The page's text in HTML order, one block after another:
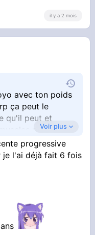
il y a 2 mois
avec ton poids
ça peut le
qu'il peut et
pour avoir
Voir plus
progressive
je l'ai déjà fait 6 fois